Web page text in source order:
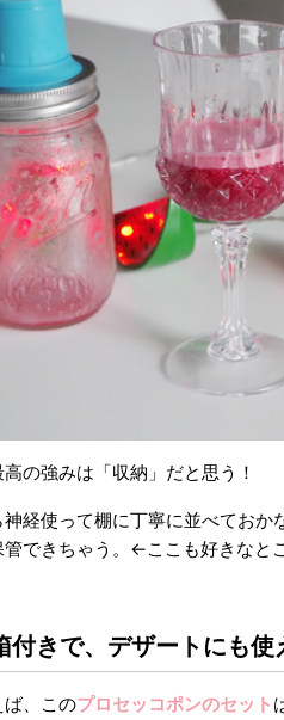
の強みは「収納」だと思う！
経使って棚に丁寧に並べておか
管できちゃう。←ここも好きなと
付きで、デザートにも使
、このプロセッコポンのセット